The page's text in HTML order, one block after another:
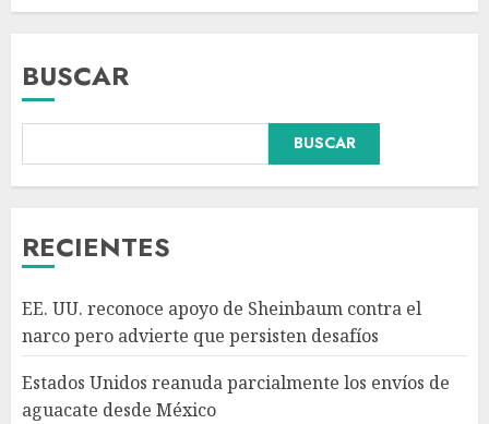
BUSCAR
BUSCAR
RECIENTES
EE. UU. reconoce apoyo de Sheinbaum contra el
narco pero advierte que persisten desafíos
Estados Unidos reanuda parcialmente los envíos de
aguacate desde México
Declaran accidental la muerte
de Brandon Clarke por
4
relaciones diplomáticas tras
cuatro años de
enfrentamientos
AGOSTO 8, 2026